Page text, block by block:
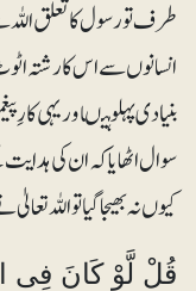
طرف تو رسول کا تعلق
انسانوں سے اس کا رشتہ
بنیادی پہلو ہیںاوریہی
سوال اٹھایا کہ ان کی
کیوں نہ بھیجا گیا تو اللہ
قُلْ لَّوْ کَانَ فِی